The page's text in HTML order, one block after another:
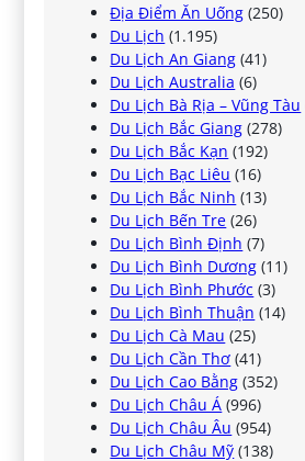
Địa Điểm Ăn Uống (250)
Du Lịch (1.195)
Du Lịch An Giang (41)
Du Lịch Australia (6)
Du Lịch Bà Rịa – Vũng Tàu
Du Lịch Bắc Giang (278)
Du Lịch Bắc Kạn (192)
Du Lịch Bạc Liêu (16)
Du Lịch Bắc Ninh (13)
Du Lịch Bến Tre (26)
Du Lịch Bình Định (7)
Du Lịch Bình Dương (11)
Du Lịch Bình Phước (3)
Du Lịch Bình Thuận (14)
Du Lịch Cà Mau (25)
Du Lịch Cần Thơ (41)
Du Lịch Cao Bằng (352)
Du Lịch Châu Á (996)
Du Lịch Châu Âu (954)
Du Lịch Châu Mỹ (138)